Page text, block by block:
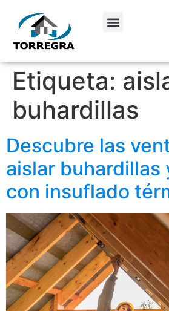
Etiqueta:
buhardillas
Descubre las
aislar buhardillas
con insuflado